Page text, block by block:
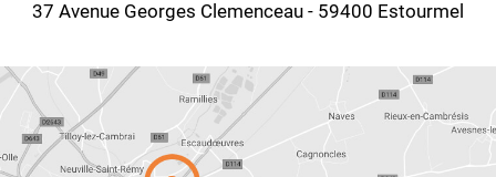
37 Avenue Georges Clemenceau - 59400 Estourmel